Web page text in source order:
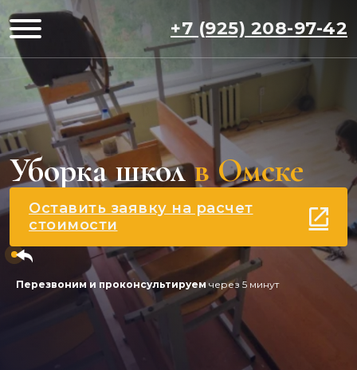
+7 (925) 208-97-42
Уборка школв Омске
Оставить заявку на расчет
стоимости
Перезвоним и проконсультируемчерез 5 минут